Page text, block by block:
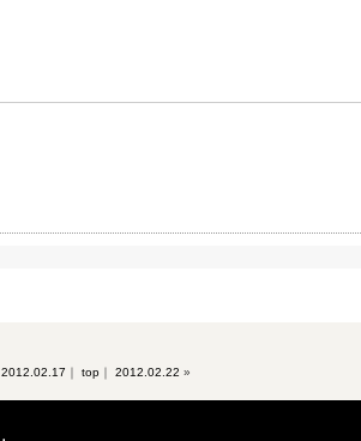
2012.02.17 ｜ top｜ 2012.02.22 »